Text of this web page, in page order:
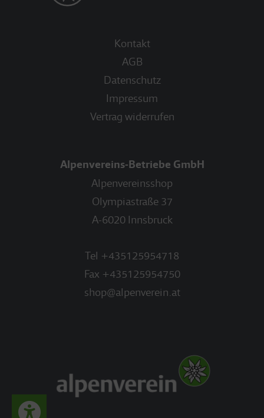
Kontakt
AGB
Datenschutz
Impressum
Vertrag widerrufen
Alpenvereins-Betriebe GmbH
Alpenvereinsshop
Olympiastraße 37
A-6020 Innsbruck
Tel +435125954718
Fax +435125954750
shop@alpenverein.at